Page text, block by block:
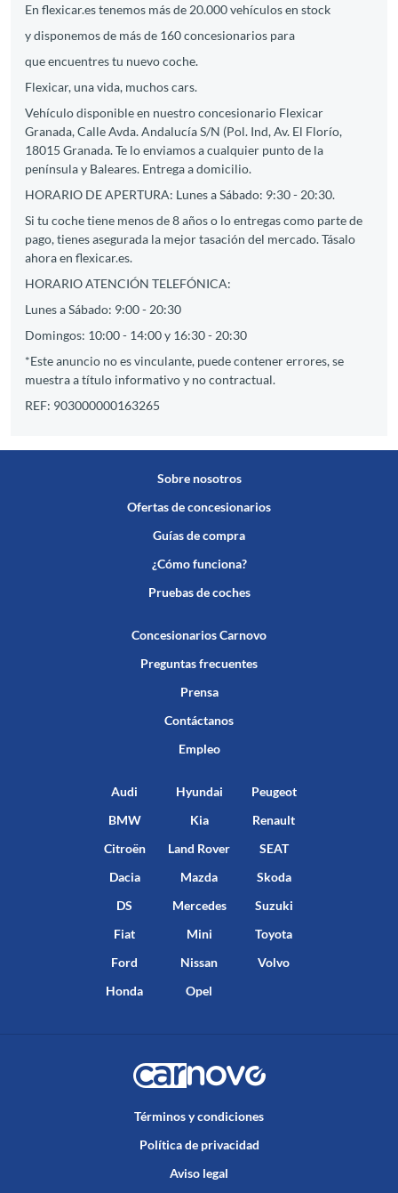
En flexicar.es tenemos más de 20.000 vehículos en stock
y disponemos de más de 160 concesionarios para
que encuentres tu nuevo coche.
Flexicar, una vida, muchos cars.
Vehículo disponible en nuestro concesionario Flexicar
Granada, Calle Avda. Andalucía S/N (Pol. Ind, Av. El Florío,
18015 Granada. Te lo enviamos a cualquier punto de la
península y Baleares. Entrega a domicilio.
HORARIO DE APERTURA: Lunes a Sábado: 9:30 - 20:30.
Si tu coche tiene menos de 8 años o lo entregas como parte de
pago, tienes asegurada la mejor tasación del mercado. Tásalo
ahora en flexicar.es.
HORARIO ATENCIÓN TELEFÓNICA:
Lunes a Sábado: 9:00 - 20:30
Domingos: 10:00 - 14:00 y 16:30 - 20:30
*Este anuncio no es vinculante, puede contener errores, se
muestra a título informativo y no contractual.
REF: 903000000163265
Sobre nosotros
Ofertas de concesionarios
Guías de compra
¿Cómo funciona?
Pruebas de coches
Concesionarios Carnovo
Preguntas frecuentes
Prensa
Contáctanos
Empleo
Audi
BMW
Citroën
Dacia
DS
Fiat
Ford
Honda
Hyundai
Kia
Land Rover
Mazda
Mercedes
Mini
Nissan
Opel
Peugeot
Renault
SEAT
Skoda
Suzuki
Toyota
Volvo
Términos y condiciones
Política de privacidad
Aviso legal